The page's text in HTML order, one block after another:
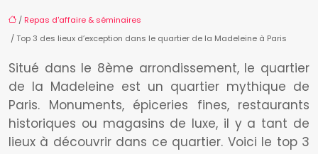
/ Repas d'affaire & séminaires
/ Top 3 des lieux d’exception dans le quartier de la Madeleine à Paris
Situé dans le 8ème arrondissement, le quartier
de la Madeleine est un quartier mythique de
Paris. Monuments, épiceries fines, restaurants
historiques ou magasins de luxe, il y a tant de
lieux à découvrir dans ce quartier. Voici le top 3